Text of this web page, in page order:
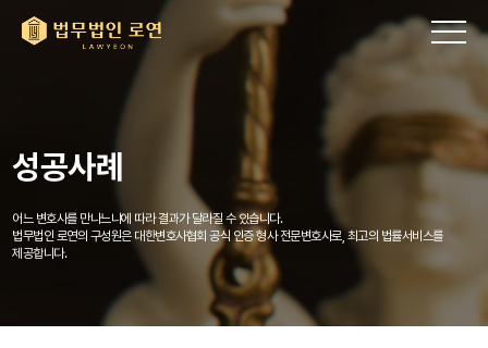
성공사례
어느 변호사를 만나느냐에 따라 결과가 달라질 수 있습니다.
법무법인 로연의 구성원은 대한변호사협회 공식 인증 형사 전문변호사로, 최고의 법률서비스를
제공합니다.